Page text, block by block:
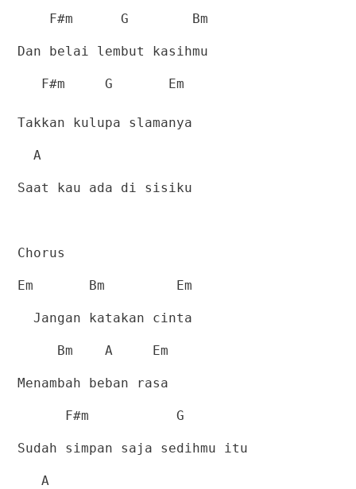
F#m G Bm
Dan belai lembut kasihmu
F#m G Em
Takkan kulupa slamanya
A
Saat kau ada di sisiku
Chorus
Em Bm Em
Jangan katakan cinta
Bm A Em
Menambah beban rasa
F#m G
Sudah simpan saja sedihmu itu
A